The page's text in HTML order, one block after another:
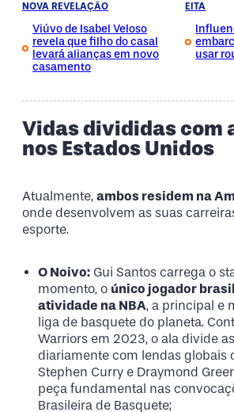
NOVA REVELAÇÃO
Viúvo de Isabel Veloso
revela que filho do casal
levará alianças em novo
casamento
EITA
usar
Vidas divididas com
nos Estados Unidos
Atualmente, ambos residem na
onde desenvolvem as suas
esporte.
O Noivo: Gui Santos carrega o
momento, o único jogador
atividade na NBA, a principal e
liga de basquete do planeta.
Warriors em 2023, o ala divide
diariamente com lendas globais
Stephen Curry e Draymond
peça fundamental nas
Brasileira de Basquete;